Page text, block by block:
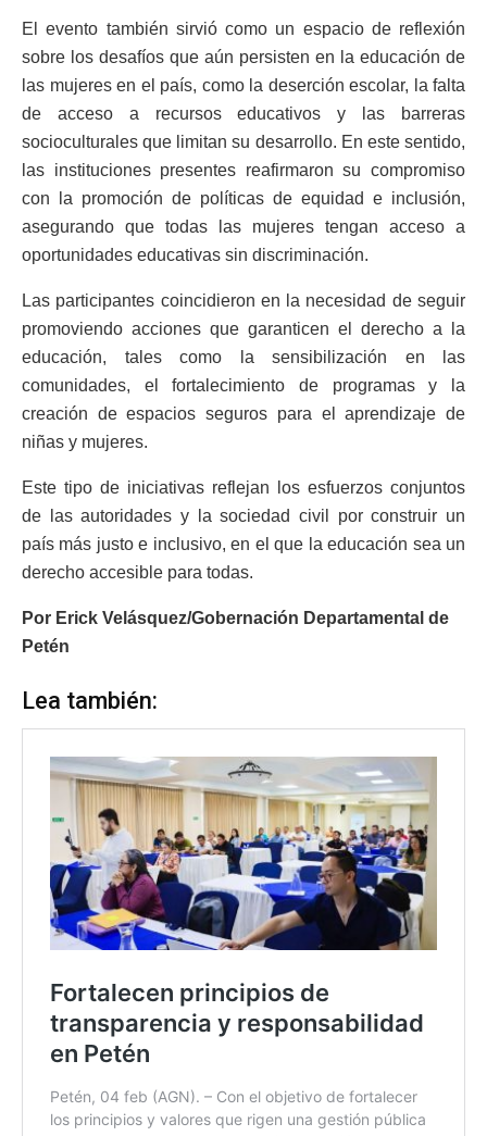
El evento también sirvió como un espacio de reflexión
sobre los desafíos que aún persisten en la educación de
las mujeres en el país, como la deserción escolar, la falta
de acceso a recursos educativos y las barreras
socioculturales que limitan su desarrollo. En este sentido,
las instituciones presentes reafirmaron su compromiso
con la promoción de políticas de equidad e inclusión,
asegurando que todas las mujeres tengan acceso a
oportunidades educativas sin discriminación.
Las participantes coincidieron en la necesidad de seguir
promoviendo acciones que garanticen el derecho a la
educación, tales como la sensibilización en las
comunidades, el fortalecimiento de programas y la
creación de espacios seguros para el aprendizaje de
niñas y mujeres.
Este tipo de iniciativas reflejan los esfuerzos conjuntos
de las autoridades y la sociedad civil por construir un
país más justo e inclusivo, en el que la educación sea un
derecho accesible para todas.
Por Erick Velásquez/Gobernación Departamental de
Petén
Lea también: